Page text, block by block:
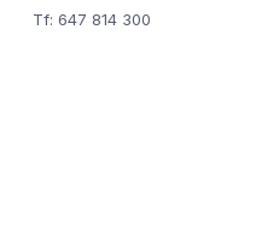
Tf: 647 814 300